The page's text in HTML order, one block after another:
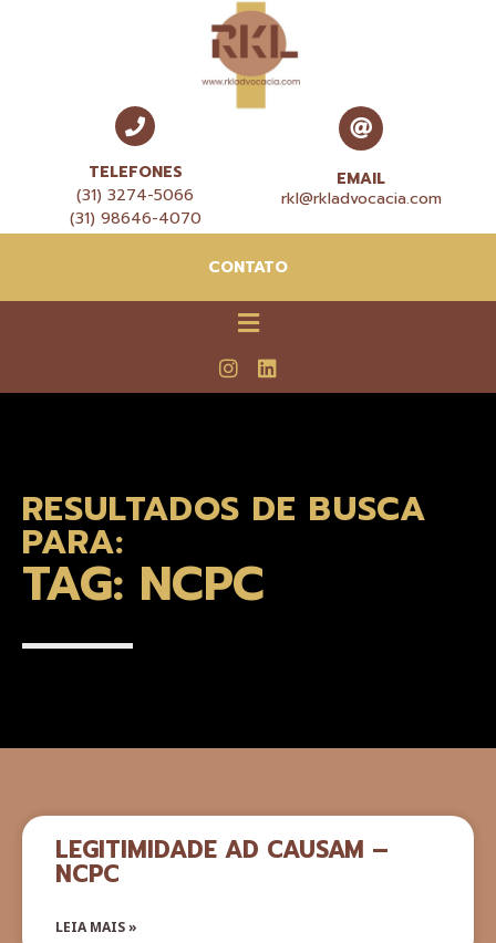
TELEFONES
(31) 3274-5066
(31) 98646-4070
EMAIL
rkl@rkladvocacia.com
CONTATO
RESULTADOS DE BUSCA
PARA:
TAG: NCPC
LEGITIMIDADE AD CAUSAM –
NCPC
LEIA MAIS »